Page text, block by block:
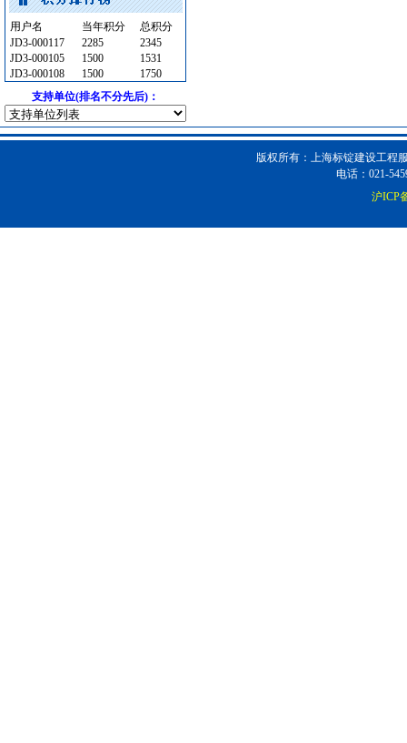
仿古砖 [采购中]
二头隔栅射灯 [采购中]
外墙装饰
[采购中]
商品混凝土 [采购中]
防火阀 [采购中]
室内装修 [采购中]
用户名 当年积分
总积分
JD3-000117
2285
2345
JD3-000105
1500
1531
JD3-000108
1500
1750
支持单位(排名不分先后)：
版权所有：上海标锭建设工程
电话：021-
沪ICP